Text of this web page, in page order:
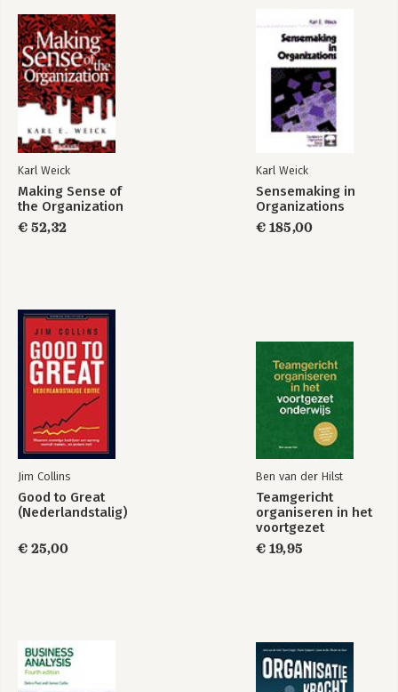
the Organization
Bekijk alle boeken
Bekijk alle boeken
Karl Weick
Making Sense of
the Organization
€ 52,32
Karl Weick
Sensemaking in
Organizations
€ 185,00
Jim Collins
Good to Great
(Nederlandstalig)
€ 25,00
Ben van der Hilst
Teamgericht
organiseren in het
voortgezet
onderwijs
€ 19,95